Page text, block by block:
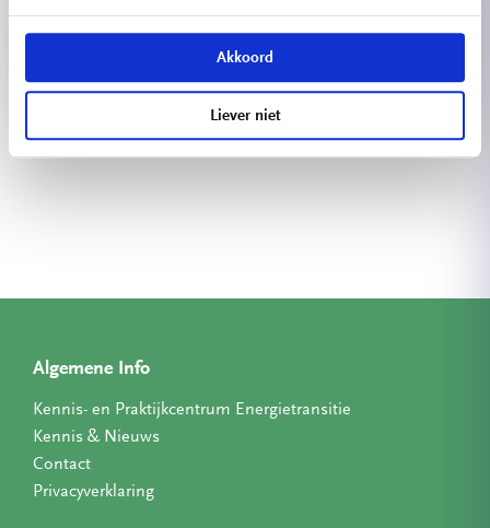
Akkoord
Liever niet
Bekijk meer projecten
Algemene Info
Kennis- en Praktijkcentrum Energietransitie
Kennis & Nieuws
Contact
Privacyverklaring